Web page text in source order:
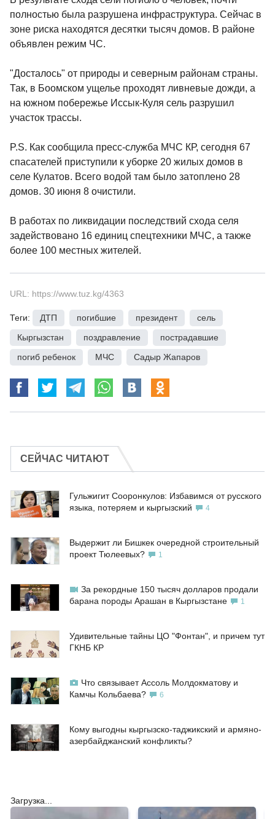
полностью была разрушена инфраструктура. Сейчас в
зоне риска находятся десятки тысяч домов. В районе
объявлен режим ЧС.
"Досталось" от природы и северным районам страны.
Так, в Боомском ущелье проходят ливневые дожди, а
на южном побережье Иссык-Куля сель разрушил
участок трассы.
P.S. Как сообщила пресс-служба МЧС КР, сегодня 67
спасателей приступили к уборке 20 жилых домов в
селе Кулатов. Всего водой там было затоплено 28
домов. 30 июня 8 очистили.
В работах по ликвидации последствий схода селя
задействовано 16 единиц спецтехники МЧС, а также
более 100 местных жителей.
URL: https://www.tuz.kg/4363
Теги: ДТП погибшие президент сель
Кыргызстан
поздравление пострадавшие
погиб ребенок
МЧС Садыр Жапаров
СЕЙЧАС ЧИТАЮТ
Гульжигит Сооронкулов: Избавимся от русского
языка, потеряем и кыргызский
4
Выдержит ли Бишкек очередной строительный
проект Тюлеевых?
1
За рекордные 150 тысяч долларов продали
барана породы Арашан в Кыргызстане
1
Удивительные тайны ЦО "Фонтан", и причем тут
ГКНБ КР
Что связывает Ассоль Молдокматову и
Камчы Кольбаева?
6
Кому выгодны кыргызско-таджикский и армяно-
азербайджанский конфликты?
Загрузка...